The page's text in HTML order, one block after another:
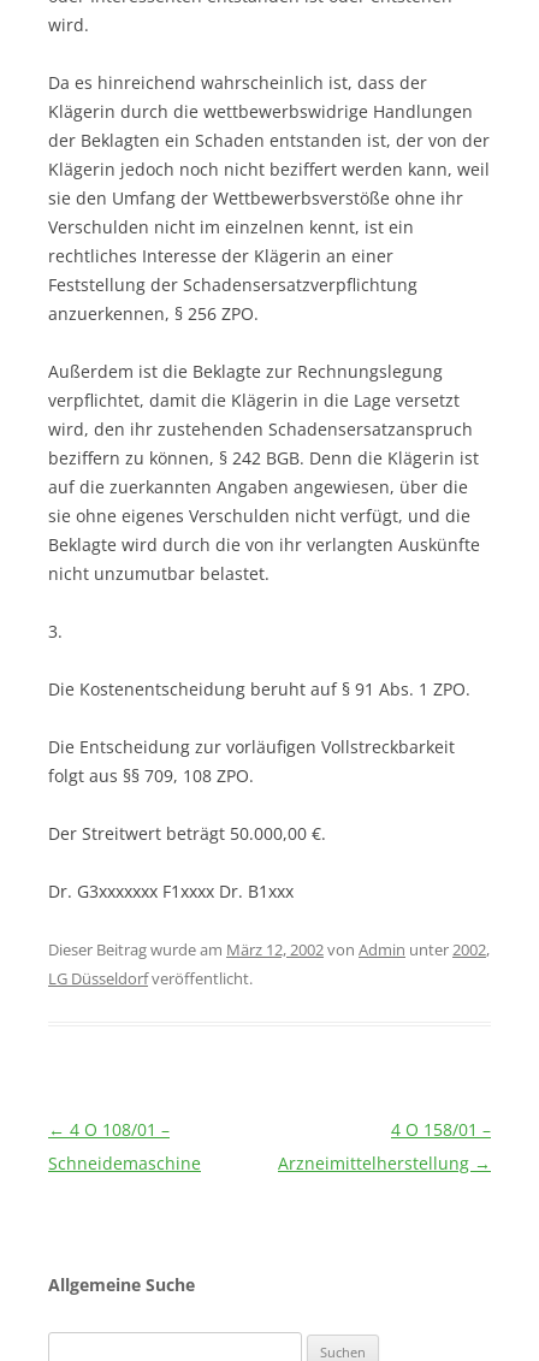
wird.
Da es hinreichend wahrscheinlich ist, dass der
Klägerin durch die wettbewerbswidrige Handlungen
der Beklagten ein Schaden entstanden ist, der von der
Klägerin jedoch noch nicht beziffert werden kann, weil
sie den Umfang der Wettbewerbsverstöße ohne ihr
Verschulden nicht im einzelnen kennt, ist ein
rechtliches Interesse der Klägerin an einer
Feststellung der Schadensersatzverpflichtung
anzuerkennen, § 256 ZPO.
Außerdem ist die Beklagte zur Rechnungslegung
verpflichtet, damit die Klägerin in die Lage versetzt
wird, den ihr zustehenden Schadensersatzanspruch
beziffern zu können, § 242 BGB. Denn die Klägerin ist
auf die zuerkannten Angaben angewiesen, über die
sie ohne eigenes Verschulden nicht verfügt, und die
Beklagte wird durch die von ihr verlangten Auskünfte
nicht unzumutbar belastet.
3.
Die Kostenentscheidung beruht auf § 91 Abs. 1 ZPO.
Die Entscheidung zur vorläufigen Vollstreckbarkeit
folgt aus §§ 709, 108 ZPO.
Der Streitwert beträgt 50.000,00 €.
Dr. G3xxxxxxx F1xxxx Dr. B1xxx
Dieser Beitrag wurde am März 12, 2002von Admin unter 2002,
LG Düsseldorfveröffentlicht.
Beitragsnavigation
← 4 O 108/01 –
Schneidemaschine
4 O 158/01 –
Arzneimittelherstellung →
Allgemeine Suche